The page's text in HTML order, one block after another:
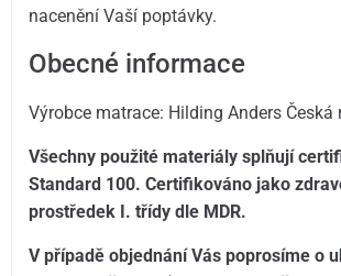
nacenění Vaší poptávky.
Obecné informace
Výrobce matrace: Hilding Anders Česká
Všechny použité materiály splňují
Standard 100. Certifikováno jako
prostředek I. třídy dle MDR.
V případě objednání Vás poprosíme o